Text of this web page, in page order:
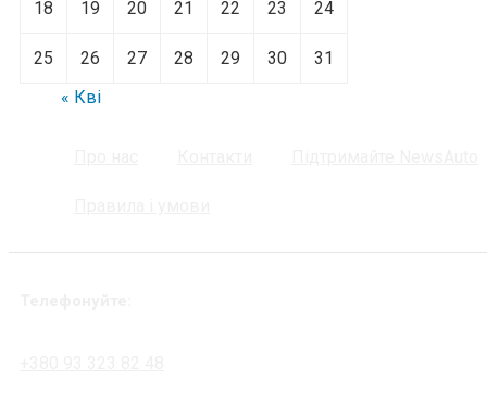
18 19 20 21 22 23 24
25 26 27 28 29 30
31
« Кві